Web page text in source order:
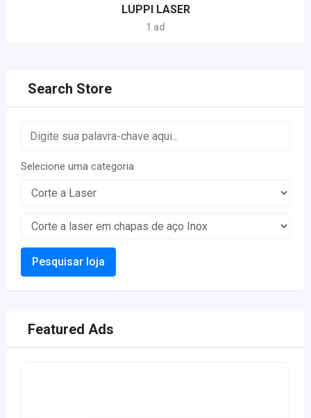
LUPPI LASER
1 ad
Search Store
Selecione uma categoria
Pesquisar loja
Featured Ads